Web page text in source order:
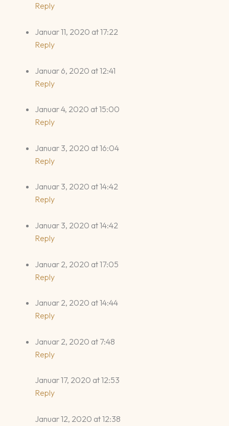
Reply
Januar 11, 2020 at 17:22
Reply
Januar 6, 2020 at 12:41
Reply
Januar 4, 2020 at 15:00
Reply
Januar 3, 2020 at 16:04
Reply
Januar 3, 2020 at 14:42
Reply
Januar 3, 2020 at 14:42
Reply
Januar 2, 2020 at 17:05
Reply
Januar 2, 2020 at 14:44
Reply
Januar 2, 2020 at 7:48
Reply
Januar 17, 2020 at 12:53
Reply
Januar 12, 2020 at 12:38